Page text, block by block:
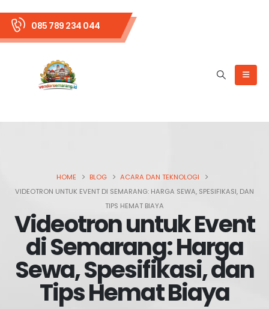
085 789 234 044
HOME BLOG
ACARA DAN TEKNOLOGI
VIDEOTRON UNTUK EVENT DI SEMARANG: HARGA SEWA, SPESIFIKASI, DAN
TIPS HEMAT BIAYA
Videotron untuk Event
di Semarang: Harga
Sewa, Spesifikasi, dan
Tips Hemat Biaya